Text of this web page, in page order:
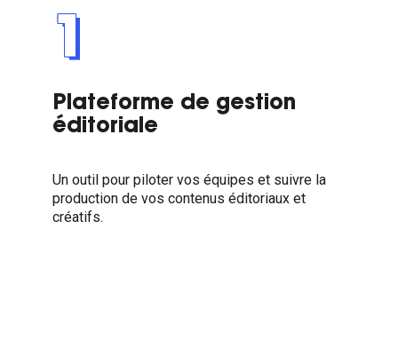
1
Plateforme de gestion
éditoriale
Un outil pour piloter vos équipes et suivre la
production de vos contenus éditoriaux et
créatifs.